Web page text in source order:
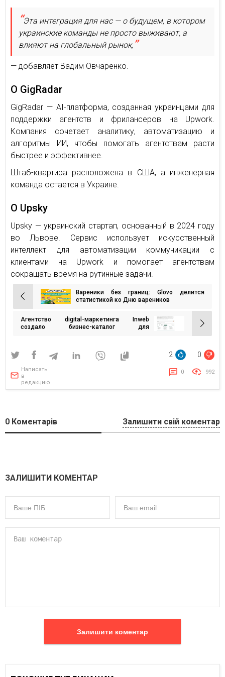
Эта интеграция для нас — о будущем, в котором
украинские команды не просто выживают, а
влияют на глобальный рынок,
— добавляет Вадим Овчаренко.
О GigRadar
GigRadar — AI-платформа, созданная украинцами для
поддержки агентств и фрилансеров на Upwork.
Компания сочетает аналитику, автоматизацию и
алгоритмы ИИ, чтобы помогать агентствам расти
быстрее и эффективнее.
Штаб-квартира расположена в США, а инженерная
команда остается в Украине.
О Upsky
Upsky — украинский стартап, основанный в 2024 году
во Львове. Сервис использует искусственный
интеллект для автоматизации коммуникации с
клиентами на Upwork и помогает агентствам
сокращать время на рутинные задачи.
Навигация
по
записям
Вареники без границ: Glovo делится
статистикой ко Дню вареников
Агентство digital-маркетинга Inweb
создало бизнес-каталог для
новаторов
2 0
Написать
в
редакцию
0 992
0 Коментарів Залишити свій коментар
ЗАЛИШИТИ КОМЕНТАР
Залишити коментар